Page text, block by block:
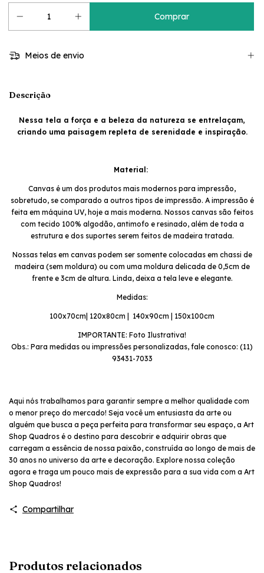
Meios de envio
Descrição
Nessa tela a força e a beleza da natureza se entrelaçam,
criando uma paisagem repleta de serenidade e inspiração.
Material:
Canvas é um dos produtos mais modernos para impressão,
sobretudo, se comparado a outros tipos de impressão. A impressão é
feita em máquina UV, hoje a mais moderna. Nossos canvas são feitos
com tecido 100% algodão, antimofo e resinado, além de toda a
estrutura e dos suportes serem feitos de madeira tratada.
Nossas telas em canvas podem ser somente colocadas em chassi de
madeira (sem moldura) ou com uma moldura delicada de 0,5cm de
frente e 3cm de altura. Linda, deixa a tela leve e elegante.
Medidas:
100x70cm| 120x80cm | 140x90cm | 150x100cm
IMPORTANTE: Foto Ilustrativa!
Obs.: Para medidas ou impressões personalizadas, fale conosco: (11)
93431-7033
Aqui nós trabalhamos para garantir sempre a melhor qualidade com
o menor preço do mercado! Seja você um entusiasta da arte ou
alguém que busca a peça perfeita para transformar seu espaço, a Art
Shop Quadros é o destino para descobrir e adquirir obras que
carregam a essência de nossa paixão, construída ao longo de mais de
30 anos no universo da arte e decoração. Explore nossa coleção
agora e traga um pouco mais de expressão para a sua vida com a Art
Shop Quadros!
Compartilhar
Produtos relacionados